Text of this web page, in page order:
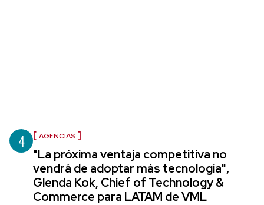
4 AGENCIAS
"La próxima ventaja competitiva no
vendrá de adoptar más tecnología",
Glenda Kok, Chief of Technology &
Commerce para LATAM de VML